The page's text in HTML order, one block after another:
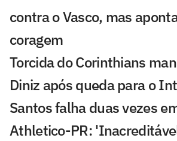
contra o Vasco, mas
coragem
Torcida do Corinthians
Diniz após queda para o
Santos falha duas vezes
Athletico-PR: